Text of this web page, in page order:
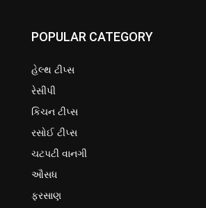
POPULAR CATEGORY
હેલ્થ ટીપ્સ
રેસીપી
કિચન ટીપ્સ
રસોઈ ટીપ્સ
ચટપટી વાનગી
ઔસધ
ફરસાણ